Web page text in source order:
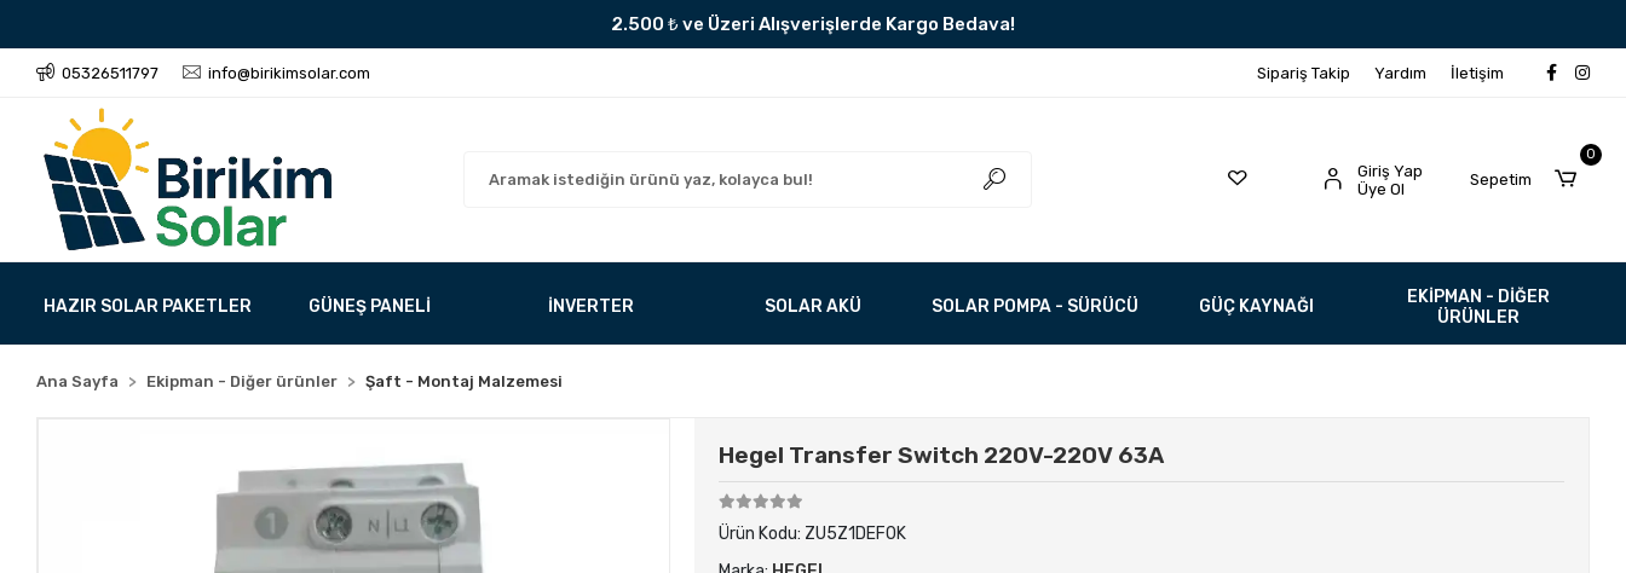
2.500 ₺ ve Üzeri Alışverişlerde Kargo Bedava!
05326511797 info@birikimsolar.com Sipariş Takip Yardım İletişim
Giriş Yap
Üye Ol
Sepetim
0
HAZIR SOLAR PAKETLER GÜNEŞ PANELİ İNVERTER SOLAR AKÜ SOLAR POMPA - SÜRÜCÜ GÜÇ KAYNAĞI
EKİPMAN - DİĞER
ÜRÜNLER
Ana Sayfa Ekipman - Diğer ürünler Şaft - Montaj Malzemesi
Hegel Transfer Switch 220V-220V 63A
Ürün Kodu: ZU5Z1DEF0K